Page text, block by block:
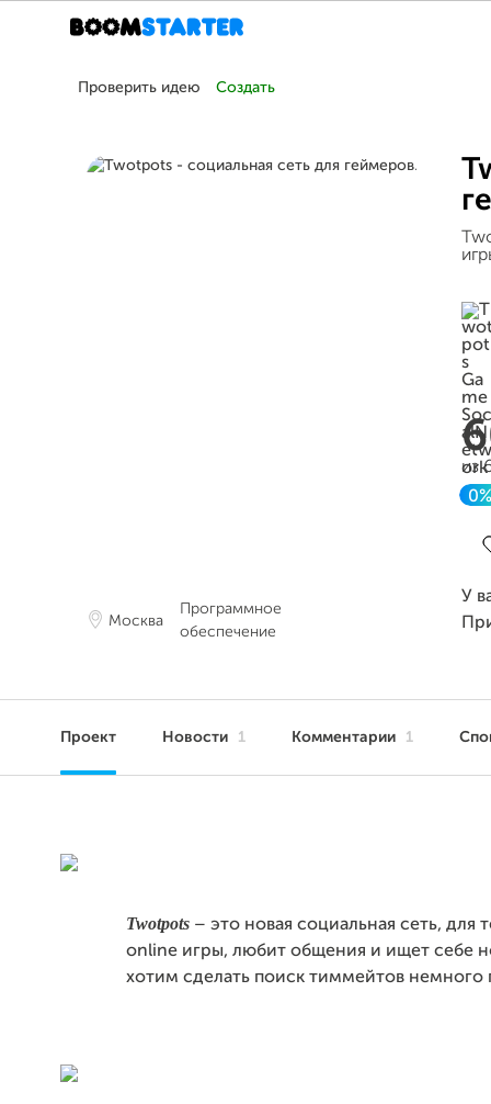
Проверить идею Создать
Москва
Программное
обеспечение
из
0%
У
Проект Новости 1 Комментарии 1
Twotpots – это новая социальная сеть, для
online игры, любит общения и ищет себе
хотим сделать поиск тиммейтов немного